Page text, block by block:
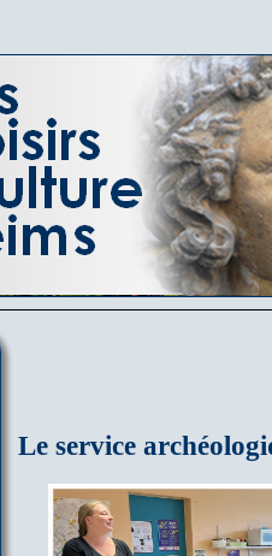
Le service